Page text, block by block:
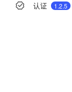
认证 1.2.5